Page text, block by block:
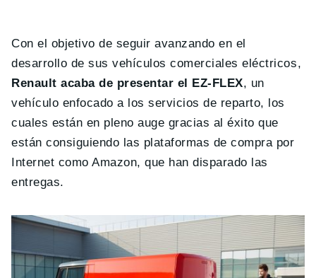
Con el objetivo de seguir avanzando en el
desarrollo de sus vehículos comerciales eléctricos,
Renault acaba de presentar el EZ-FLEX, un
vehículo enfocado a los servicios de reparto, los
cuales están en pleno auge gracias al éxito que
están consiguiendo las plataformas de compra por
Internet como Amazon, que han disparado las
entregas.